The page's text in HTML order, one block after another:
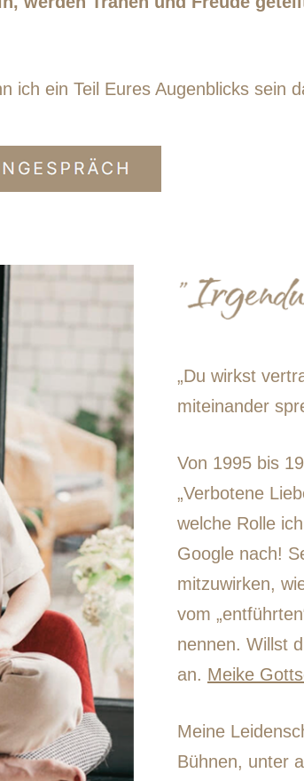
ich ein Teil Eures Augenblicks sein
„Du wirkst
miteinander
Von 1995 bis
„Verbotene
welche Rolle
Google nach!
mitzuwirken,
vom
nennen. Willst
an. Meike
Meine
Bühnen, unter